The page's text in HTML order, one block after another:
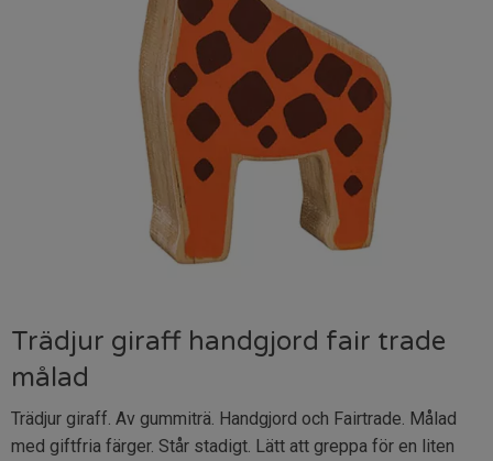
Trädjur giraff handgjord fair trade
målad
Trädjur giraff. Av gummiträ. Handgjord och Fairtrade. Målad
med giftfria färger. Står stadigt. Lätt att greppa för en liten